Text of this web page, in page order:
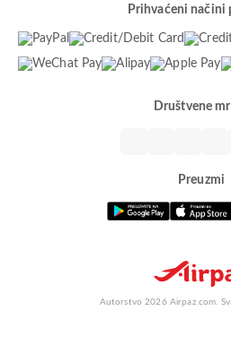
Prihvaćeni načini
Društvene
Preuzmi
Autorstvo 2026 Airpaz.com.